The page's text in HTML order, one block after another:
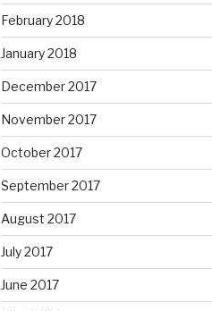
February 2018
January 2018
December 2017
November 2017
October 2017
September 2017
August 2017
July 2017
June 2017